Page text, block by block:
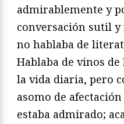
admirablemente y
conversación sutil
no hablaba de
Hablaba de vinos de
la vida diaria, pero
asomo de
estaba admirado;